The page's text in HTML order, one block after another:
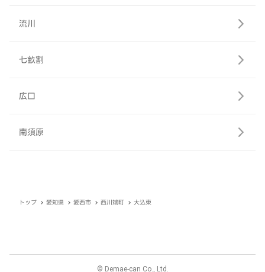
流川
七畝割
広口
南須原
トップ 愛知県 愛西市 西川端町 大込東
© Demae-can Co., Ltd.